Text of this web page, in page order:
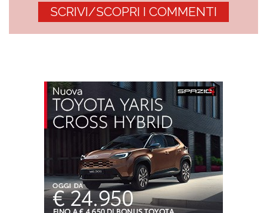
SCRIVI/SCOPRI I COMMENTI